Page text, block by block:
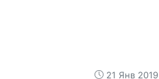
21 Янв 2019